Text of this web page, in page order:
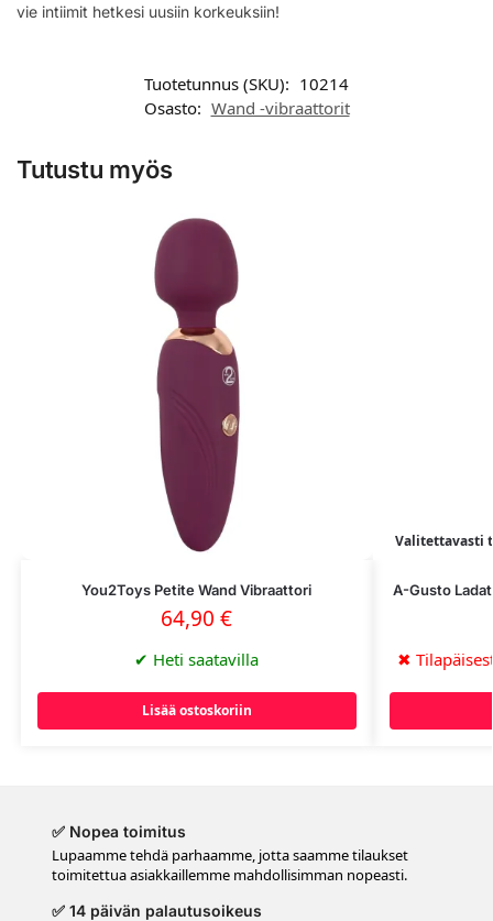
vie intiimit hetkesi uusiin korkeuksiin!
Tuotetunnus (SKU): 10214
Osasto: Wand -vibraattorit
Tutustu myös
You2Toys Petite Wand Vibraattori
64,90€
✔ Heti saatavilla
Lisää ostoskoriin
Valitettavasti
A-Gusto
✖
✅ Nopea toimitus
Lupaamme tehdä parhaamme, jotta saamme tilaukset
toimitettua asiakkaillemme mahdollisimman nopeasti.
✅ 14 päivän palautusoikeus